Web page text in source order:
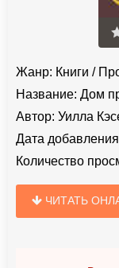
Жанр: Книги /
Название: Дом
Автор: Уилла
Дата
Количество
ЧИТАТЬ